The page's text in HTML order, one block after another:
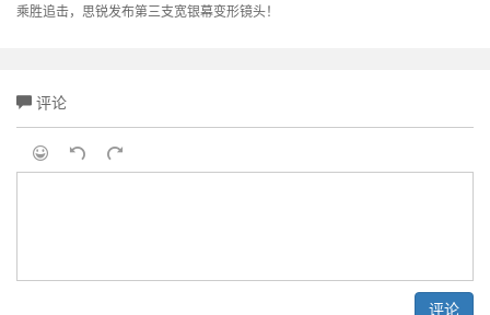
乘胜追击，思锐发布第三支宽银幕变形镜头！
评论
评论